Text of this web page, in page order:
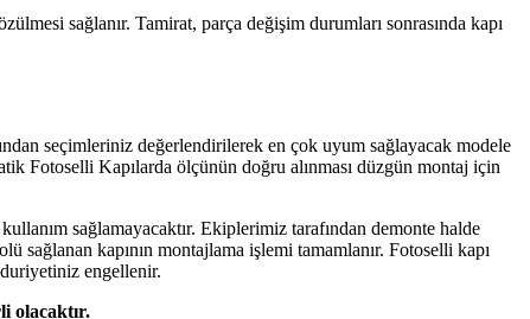
sağlanır. Tamirat, parça değişim durumları sonrasında kapı
seçimleriniz değerlendirilerek en çok uyum sağlayacak modele
Fotoselli Kapılarda ölçünün doğru alınması düzgün montaj için
sağlamayacaktır. Ekiplerimiz tarafından demonte halde
sağlanan kapının montajlama işlemi tamamlanır. Fotoselli kapı
engellenir.
olacaktır.